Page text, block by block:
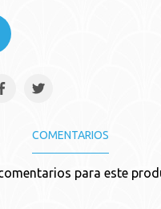
COMENTARIOS
para este